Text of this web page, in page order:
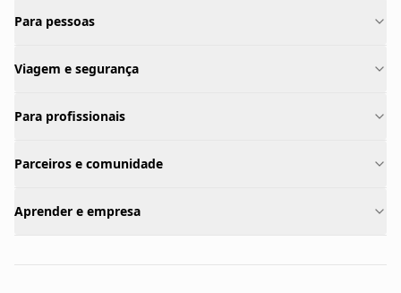
Para pessoas
Viagem e segurança
Para profissionais
Parceiros e comunidade
Aprender e empresa